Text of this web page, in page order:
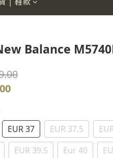
Balance
EUR 37 EUR 37.5
EUR 39.5 Eur 40